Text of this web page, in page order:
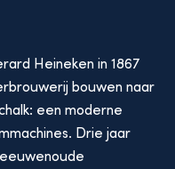
Heineken in 1867
bouwen naar
een moderne
Drie jaar